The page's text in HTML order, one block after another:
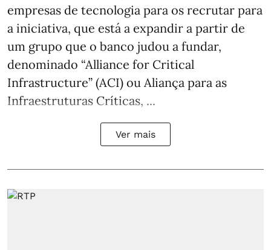
empresas de tecnologia para os recrutar para
a iniciativa, que está a expandir a partir de
um grupo que o banco judou a fundar,
denominado “Alliance for Critical
Infrastructure” (ACI) ou Aliança para as
Infraestruturas Críticas, ...
Ver mais